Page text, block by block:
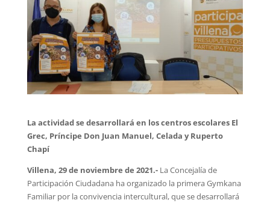
La actividad se desarrollará en los centros escolares El
Grec, Príncipe Don Juan Manuel, Celada y Ruperto
Chapí
Villena, 29 de noviembre de 2021.- La Concejalía de
Participación Ciudadana ha organizado la primera Gymkana
Familiar por la convivencia intercultural, que se desarrollará